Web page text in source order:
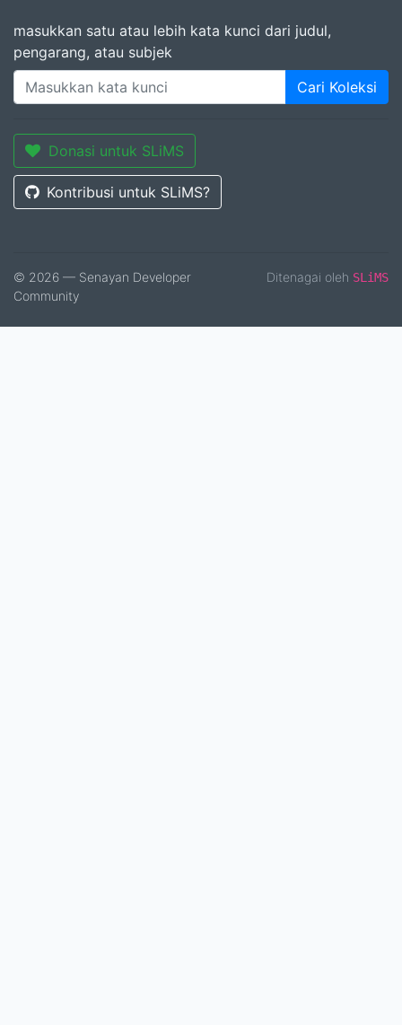
masukkan satu atau lebih kata kunci dari judul,
pengarang, atau subjek
Cari Koleksi
Donasi untuk SLiMS
Kontribusi untuk SLiMS?
© 2026 — Senayan Developer
Community
Ditenagai oleh SLiMS